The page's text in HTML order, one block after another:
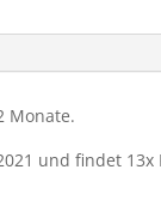
Monate.
und findet